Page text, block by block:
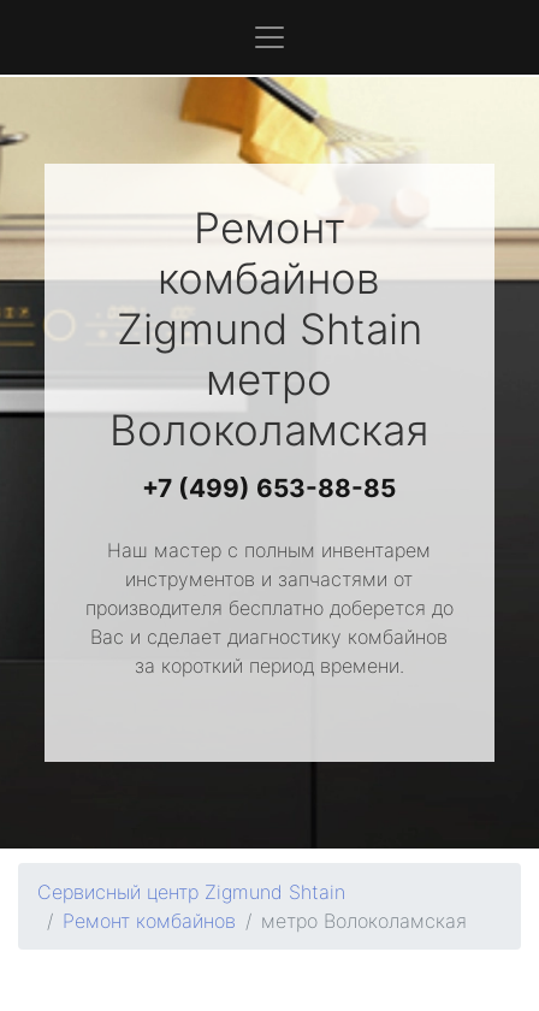
Ремонт
комбайнов
Zigmund Shtain
метро
Волоколамская
+7 (499) 653-88-85
Наш мастер с полным инвентарем
инструментов и запчастями от
производителя бесплатно доберется до
Вас и сделает диагностику комбайнов
за короткий период времени.
Сервисный центр Zigmund Shtain
Ремонт комбайнов
метро Волоколамская